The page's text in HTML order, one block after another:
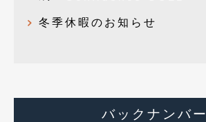
冬季休暇のお知らせ
バックナンバー